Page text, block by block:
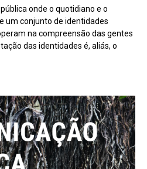
onde o quotidiano e o
um conjunto de identidades
na compreensão das gentes
das identidades é, aliás, o